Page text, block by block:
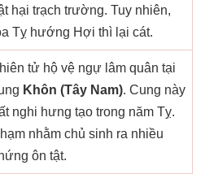
hại trạch trường. Tuy nhiên,
Tỵ hướng Hợi thì lại cát.
tử hộ vệ ngự lâm quân tại
Khôn (Tây Nam). Cung này
nghi hưng tạo trong năm Tỵ.
nhằm chủ sinh ra nhiều
ôn tật.